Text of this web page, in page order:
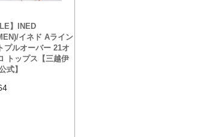
】INED
イネド Aライン
プルオーバー 21オ
トップス【三越伊
式】